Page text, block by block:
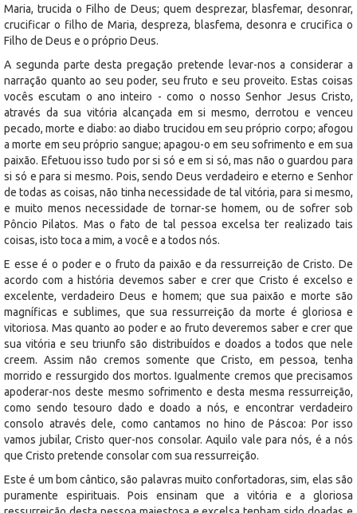
Maria, trucida o Filho de Deus; quem desprezar, blasfemar, desonrar,
crucificar o filho de Maria, despreza, blasfema, desonra e crucifica o
Filho de Deus e o próprio Deus.
A segunda parte desta pregação pretende levar-nos a considerar a
narração quanto ao seu poder, seu fruto e seu proveito. Estas coisas
vocês escutam o ano inteiro - como o nosso Senhor Jesus Cristo,
através da sua vitória alcançada em si mesmo, derrotou e venceu
pecado, morte e diabo: ao diabo trucidou em seu próprio corpo; afogou
a morte em seu próprio sangue; apagou-o em seu sofrimento e em sua
paixão. Efetuou isso tudo por si só e em si só, mas não o guardou para
si só e para si mesmo. Pois, sendo Deus verdadeiro e eterno e Senhor
de todas as coisas, não tinha necessidade de tal vitória, para si mesmo,
e muito menos necessidade de tornar-se homem, ou de sofrer sob
Pôncio Pilatos. Mas o fato de tal pessoa excelsa ter realizado tais
coisas, isto toca a mim, a você e a todos nós.
E esse é o poder e o fruto da paixão e da ressurreição de Cristo. De
acordo com a história devemos saber e crer que Cristo é excelso e
excelente, verdadeiro Deus e homem; que sua paixão e morte são
magníficas e sublimes, que sua ressurreição da morte é gloriosa e
vitoriosa. Mas quanto ao poder e ao fruto deveremos saber e crer que
sua vitória e seu triunfo são distribuídos e doados a todos que nele
creem. Assim não cremos somente que Cristo, em pessoa, tenha
morrido e ressurgido dos mortos. Igualmente cremos que precisamos
apoderar-nos deste mesmo sofrimento e desta mesma ressurreição,
como sendo tesouro dado e doado a nós, e encontrar verdadeiro
consolo através dele, como cantamos no hino de Páscoa: Por isso
vamos jubilar, Cristo quer-nos consolar. Aquilo vale para nós, é a nós
que Cristo pretende consolar com sua ressurreição.
Este é um bom cântico, são palavras muito confortadoras, sim, elas são
puramente espirituais. Pois ensinam que a vitória e a gloriosa